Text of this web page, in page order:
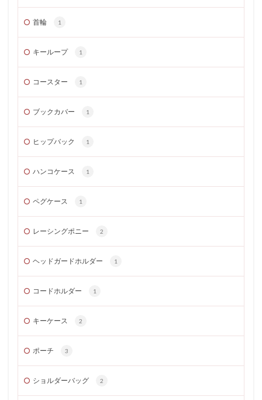
首輪 1
キーループ 1
コースター 1
ブックカバー 1
ヒップバック 1
ハンコケース 1
ペグケース 1
レーシングポニー 2
ヘッドガードホルダー 1
コードホルダー 1
キーケース 2
ポーチ 3
ショルダーバッグ 2